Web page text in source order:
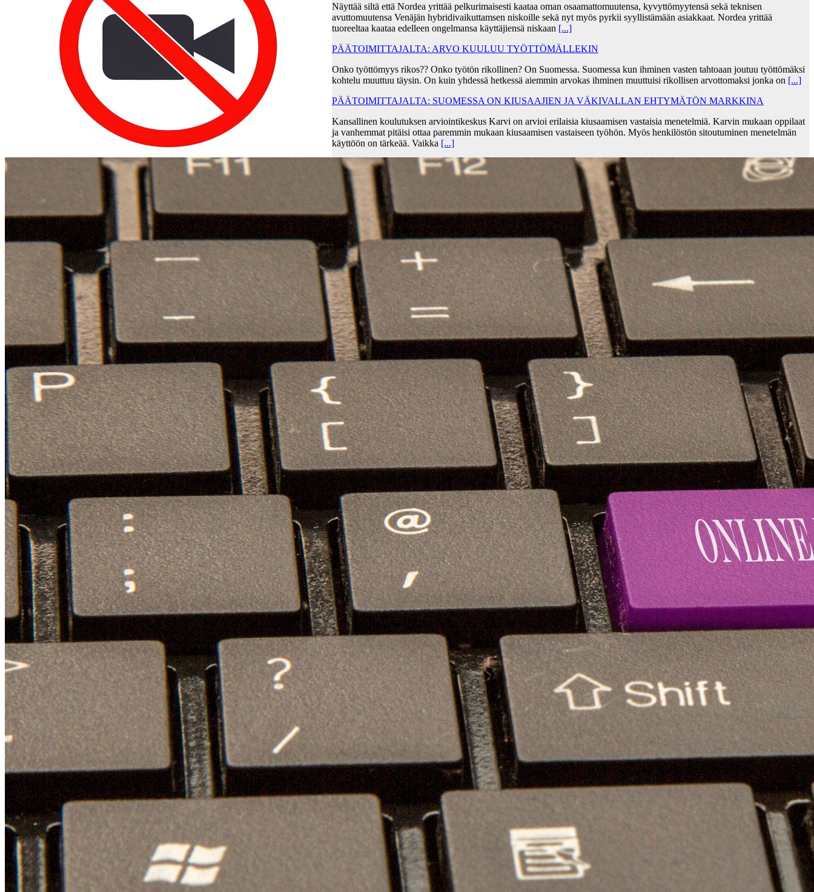
Näyttää siltä että Nordea yrittää pelkurimaisesti kaataa oman osaamattomuutensa, kyvyttömyytensä sekä teknisen
avuttomuutensa Venäjän hybridivaikuttamsen niskoille sekä nyt myös pyrkii syyllistämään asiakkaat. Nordea yrittää
tuoreeltaa kaataa edelleen ongelmansa käyttäjiensä niskaan [...]
PÄÄTOIMITTAJALTA: ARVO KUULUU TYÖTTÖMÄLLEKIN
Onko työttömyys rikos?? Onko työtön rikollinen? On Suomessa. Suomessa kun ihminen vasten tahtoaan joutuu työttömäksi
kohtelu muuttuu täysin. On kuin yhdessä hetkessä aiemmin arvokas ihminen muuttuisi rikollisen arvottomaksi jonka on [...]
PÄÄTOIMITTAJALTA: SUOMESSA ON KIUSAAJIEN JA VÄKIVALLAN EHTYMÄTÖN MARKKINA
Kansallinen koulutuksen arviointikeskus Karvi on arvioi erilaisia kiusaamisen vastaisia menetelmiä. Karvin mukaan oppilaat
ja vanhemmat pitäisi ottaa paremmin mukaan kiusaamisen vastaiseen työhön. Myös henkilöstön sitoutuminen menetelmän
käyttöön on tärkeää. Vaikka [...]